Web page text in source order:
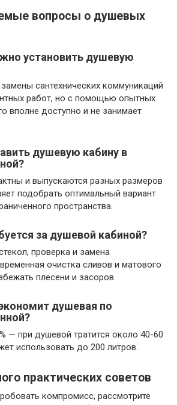
вопросы о душевых
установить душевую
сантехнических коммуникаций
работ, но с помощью опытных
вполне доступно и не занимает
душевую кабину в
и выпускаются разных размеров
подобрать оптимальный вариант
пространства.
за душевой кабиной?
проверка и замена
очистка сливов и матового
плесени и засоров.
душевая по
— при душевой тратится около 40-60
использовать до 200 литров.
практических советов
компромисс, рассмотрите